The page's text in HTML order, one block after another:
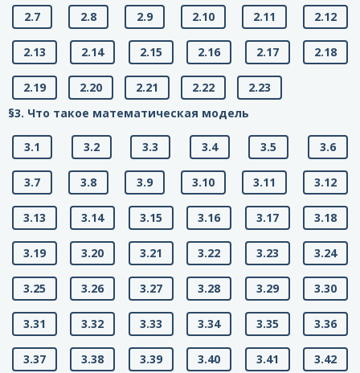
2.7 2.8 2.9 2.10 2.11 2.12
2.13 2.14 2.15 2.16 2.17 2.18
2.19 2.20 2.21 2.22
2.23
§3. Что такое математическая модель
3.1 3.2 3.3 3.4 3.5 3.6
3.7 3.8 3.9 3.10 3.11 3.12
3.13 3.14 3.15 3.16 3.17 3.18
3.19 3.20 3.21 3.22 3.23 3.24
3.25 3.26 3.27 3.28 3.29 3.30
3.31 3.32 3.33 3.34 3.35 3.36
3.37 3.38 3.39 3.40 3.41 3.42